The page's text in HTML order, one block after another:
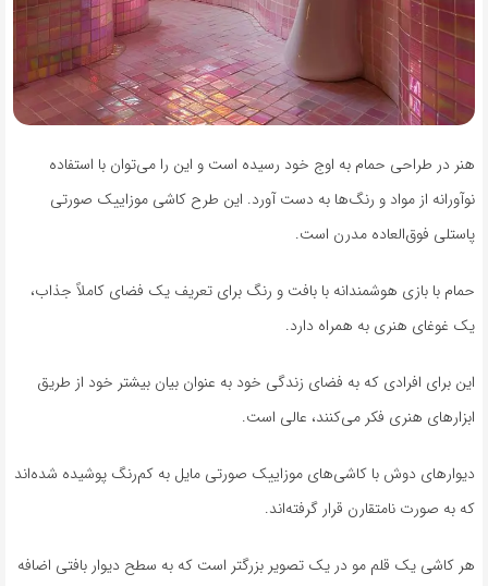
هنر در طراحی حمام به اوج خود رسیده است و این را می‌توان با استفاده
نوآورانه از مواد و رنگ‌ها به دست آورد. این طرح کاشی موزاییک صورتی
پاستلی فوق‌العاده مدرن است.
حمام با بازی هوشمندانه با بافت و رنگ برای تعریف یک فضای کاملاً جذاب،
یک غوغای هنری به همراه دارد.
این برای افرادی که به فضای زندگی خود به عنوان بیان بیشتر خود از طریق
ابزارهای هنری فکر می‌کنند، عالی است.
دیوارهای دوش با کاشی‌های موزاییک صورتی مایل به کم‌رنگ پوشیده شده‌اند
که به صورت نامتقارن قرار گرفته‌اند.
هر کاشی یک قلم مو در یک تصویر بزرگتر است که به سطح دیوار بافتی اضافه